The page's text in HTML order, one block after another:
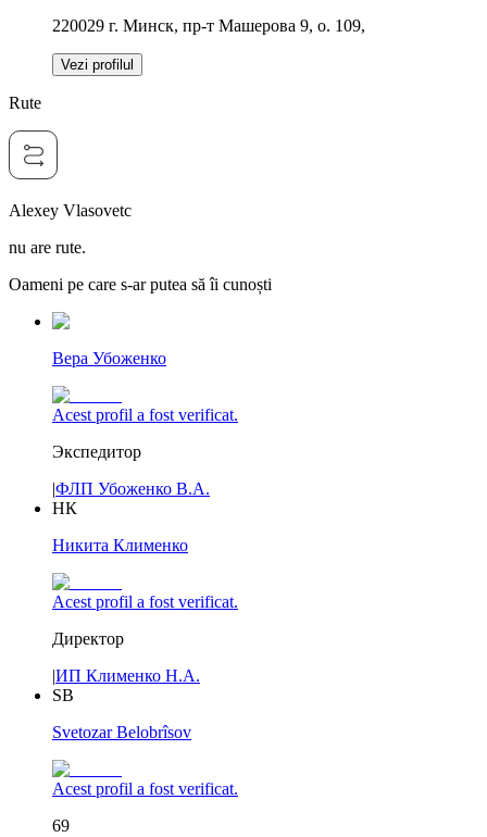
220029 г. Минск, пр-т Машерова 9, о. 109,
Vezi profilul
Rute
Alexey Vlasovetc
nu are rute.
Oameni pe care s-ar putea să îi cunoști
Вера Убоженко
Acest profil a fost verificat.
Экспедитор
|ФЛП Убоженко В.А.
НК
Никита Клименко
Acest profil a fost verificat.
Директор
|ИП Клименко Н.А.
SB
Svetozar Belobrîsov
Acest profil a fost verificat.
69